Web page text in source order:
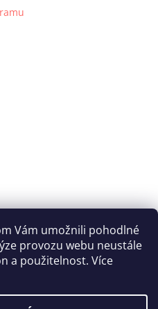
Vám umožnili pohodlné
provozu webu neustále
a použitelnost. Více
Foto